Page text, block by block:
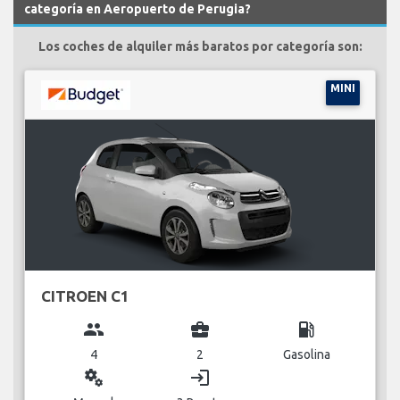
categoría en Aeropuerto de Perugia?
Los coches de alquiler más baratos por categoría son:
MINI
CITROEN C1
group
4
business_center
2
local_gas_station
Gasolina
miscellaneous_services login